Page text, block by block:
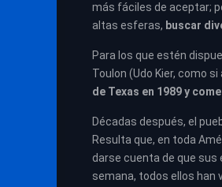
más fáciles de aceptar;
altas esferas, buscar
Para los que estén
Toulon (Udo Kier, como
de Texas en 1989 y
Décadas después, el
Resulta que, en toda
darse cuenta de que sus
semana, todos ellos han